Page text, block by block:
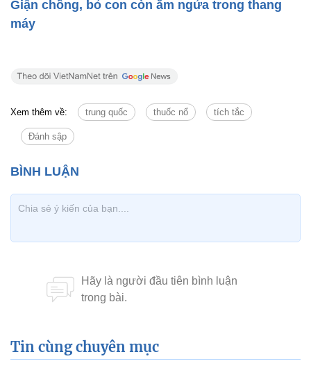
Giận chồng, bỏ con còn ẵm ngửa trong thang
máy
Xem thêm về: trung quốc thuốc nổ tích tắc
Đánh sập
Tin cùng chuyên mục